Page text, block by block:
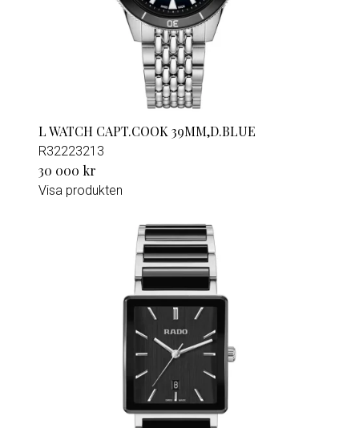
L WATCH CAPT.COOK 39MM,D.BLUE
R32223213
30 000 kr
Visa produkten